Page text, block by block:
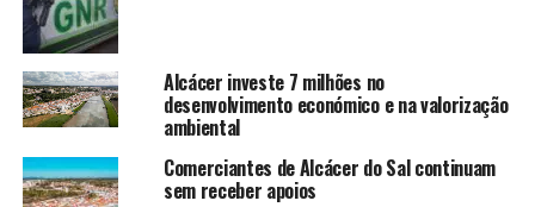
Alcácer investe 7 milhões no
desenvolvimento económico e na valorização
ambiental
Comerciantes de Alcácer do Sal continuam
sem receber apoios